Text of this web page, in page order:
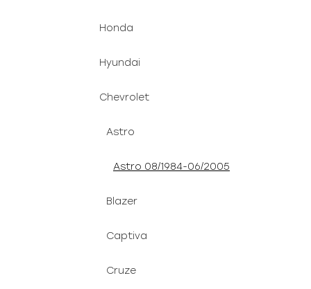
Honda
Hyundai
Chevrolet
Astro
Astro 08/1984-06/2005
Blazer
Captiva
Cruze